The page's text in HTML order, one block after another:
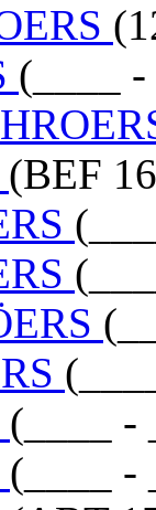
(____
(BEF
(____ -
(____ -